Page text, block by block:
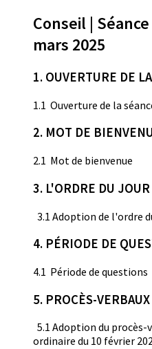
Conseil |
mars 2025
1. OUVERTURE DE
1.1 Ouverture de la
2. MOT DE
2.1 Mot de bienvenue
3. L'ORDRE DU JOUR
3.1 Adoption de l'ordre
4. PÉRIODE DE
4.1 Période de questions
5. PROCÈS-VERBAUX
5.1 Adoption du procès-
ordinaire du 10 février